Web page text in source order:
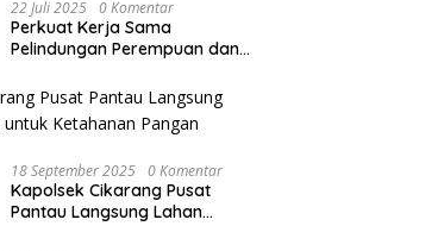
22 Juli 2025 0 Komentar
Perkuat Kerja Sama
Pelindungan Perempuan dan
Kunjungan Delegasi Kepolisian
nasional Korea Selatan
18 September 2025 0 Komentar
Kapolsek Cikarang Pusat
Pantau Langsung Lahan